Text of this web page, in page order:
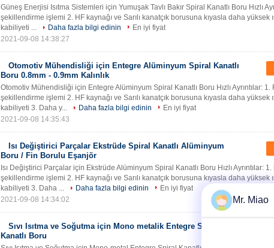
Güneş Enerjisi Isıtma Sistemleri için Yumuşak Tavlı Bakır Spiral Kanatlı Boru Hızlı
şekillendirme işlemi 2. HF kaynağı ve Sarılı kanatçık borusuna kıyasla daha yüksek
kabiliyeti ...
Daha fazla bilgi edinin
En iyi fiyat
2021-09-08 14:38:27
Otomotiv Mühendisliği için Entegre Alüminyum Spiral Kanatlı
Boru 0.8mm - 0.9mm Kalınlık
Otomotiv Mühendisliği için Entegre Alüminyum Spiral Kanatlı Boru Hızlı Ayrıntılar: 1.
şekillendirme işlemi 2. HF kaynağı ve Sarılı kanatçık borusuna kıyasla daha yüksek
kabiliyeti 3. Daha y...
Daha fazla bilgi edinin
En iyi fiyat
2021-09-08 14:35:43
Isı Değiştirici Parçalar Ekstrüde Spiral Kanatlı Alüminyum
Boru / Fin Borulu Eşanjör
Isı Değiştirici Parçalar için Ekstrüde Alüminyum Spiral Kanatlı Boru Hızlı Ayrıntılar: 1.
şekillendirme işlemi 2. HF kaynağı ve Sarılı kanatçık borusuna kıyasla daha yüksek
kabiliyeti 3. Daha ...
Daha fazla bilgi edinin
En iyi fiyat
2021-09-08 14:34:02
Sıvı Isıtma ve Soğutma için Mono metalik Entegre Spiral
Kanatlı Boru
Mr. Miao